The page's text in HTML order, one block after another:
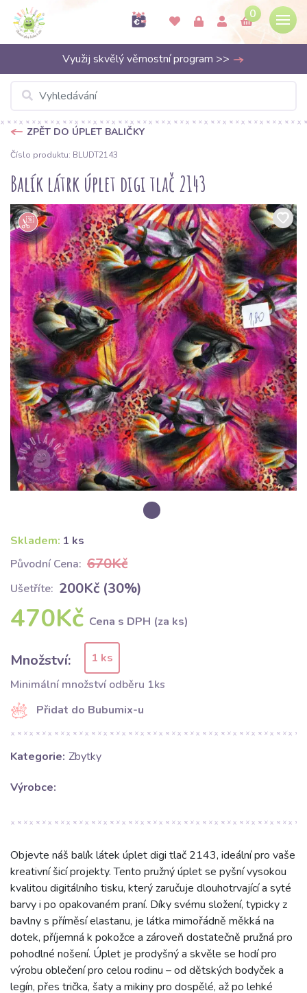
0
Využij skvělý věrnostní program >>
ZPĚT DO ÚPLET BALIČKY
Číslo produktu: BLUDT2143
Balík látrk úplet digi tlač 2143
Skladem: 1 ks
Původní Cena: 670Kč
Ušetříte: 200Kč (30%)
470Kč Cena s DPH (za ks)
Množství:
1 ks
Minimální množství odběru 1ks
Přidat do Bubumix-u
Kategorie: Zbytky
Výrobce:
Objevte náš balík látek úplet digi tlač 2143, ideální pro vaše
kreativní šicí projekty. Tento pružný úplet se pyšní vysokou
kvalitou digitálního tisku, který zaručuje dlouhotrvající a syté
barvy i po opakovaném praní. Díky svému složení, typicky z
bavlny s příměsí elastanu, je látka mimořádně měkká na
dotek, příjemná k pokožce a zároveň dostatečně pružná pro
pohodlné nošení. Úplet je prodyšný a skvěle se hodí pro
výrobu oblečení pro celou rodinu – od dětských bodyček a
legín, přes trička, šaty a mikiny pro dospělé, až po lehké